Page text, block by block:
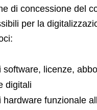
di concessione del
per la
software, licenze,
digitali
hardware funzionale